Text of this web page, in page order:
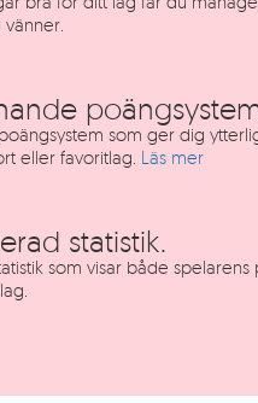
vänner.
som ger dig
eller favoritlag. Läs mer
statistik.
som visar både